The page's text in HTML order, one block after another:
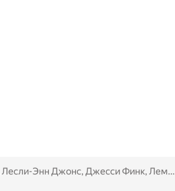
Лесли-Энн Джонс, Джесси Финк, Лемми Килмистер